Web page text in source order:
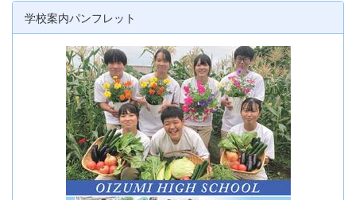
学校案内パンフレット